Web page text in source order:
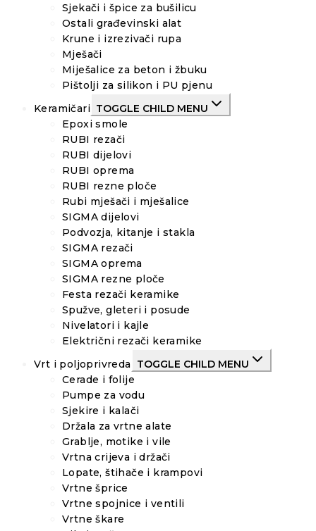
Sjekači i špice za bušilicu
Ostali građevinski alat
Krune i izrezivači rupa
Mješači
Miješalice za beton i žbuku
Pištolji za silikon i PU pjenu
Keramičari TOGGLE CHILD MENU
Epoxi smole
RUBI rezači
RUBI dijelovi
RUBI oprema
RUBI rezne ploče
Rubi mješači i mješalice
SIGMA dijelovi
Podvozja, kitanje i stakla
SIGMA rezači
SIGMA oprema
SIGMA rezne ploče
Festa rezači keramike
Spužve, gleteri i posude
Nivelatori i kajle
Električni rezači keramike
Vrt i poljoprivreda
TOGGLE CHILD MENU
Cerade i folije
Pumpe za vodu
Sjekire i kalači
Držala za vrtne alate
Grablje, motike i vile
Vrtna crijeva i držači
Lopate, štihače i krampovi
Vrtne šprice
Vrtne spojnice i ventili
Vrtne škare